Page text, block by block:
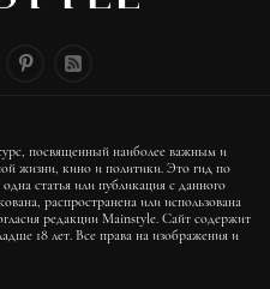
посвященный наиболее важным и
жизни, кино и политики. Это гид по
статья или публикация с данного
распространена или использована
редакции Mainstyle. Сайт содержит
18 лет. Все права на изображения и